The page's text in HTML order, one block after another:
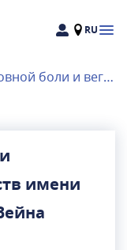
RU
Клиника головной боли и вегетативных расстройств имени академика Александра Вейна
имени